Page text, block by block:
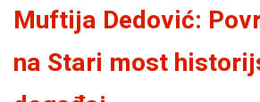
Muftija Dedović:
na Stari most